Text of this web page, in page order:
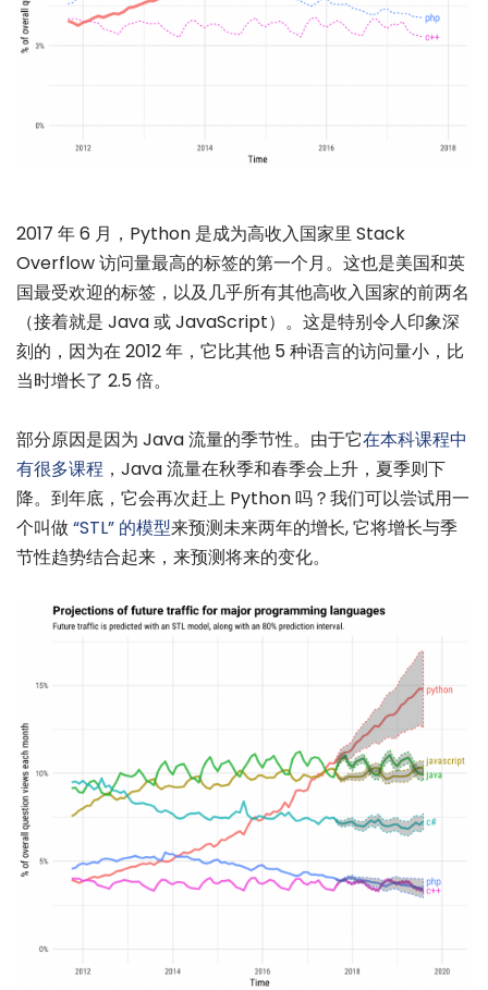
2017 年 6 月，Python 是成为高收入国家里 Stack
Overflow 访问量最高的标签的第一个月。这也是美国和英
国最受欢迎的标签，以及几乎所有其他高收入国家的前两名
（接着就是 Java 或 JavaScript）。这是特别令人印象深
刻的，因为在 2012 年，它比其他 5 种语言的访问量小，比
当时增长了 2.5 倍。
部分原因是因为 Java 流量的季节性。由于它在本科课程中
有很多课程 ，Java 流量在秋季和春季会上升，夏季则下
降。到年底，它会再次赶上 Python 吗？我们可以尝试用一
个叫做“STL” 的模型来预测未来两年的增长, 它将增长与季
节性趋势结合起来，来预测将来的变化。